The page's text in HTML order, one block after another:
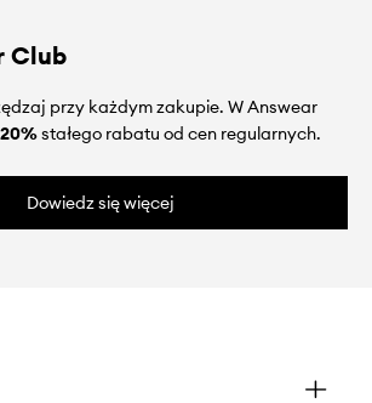
Club
przy każdym zakupie. W Answear
20%stałego rabatu od cen regularnych.
Dowiedz się więcej